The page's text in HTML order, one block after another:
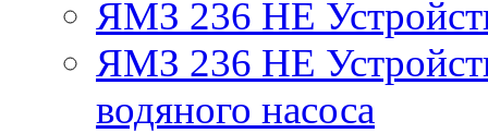
ЯМЗ 236 НЕ
ЯМЗ 236 НЕ
водяного насоса